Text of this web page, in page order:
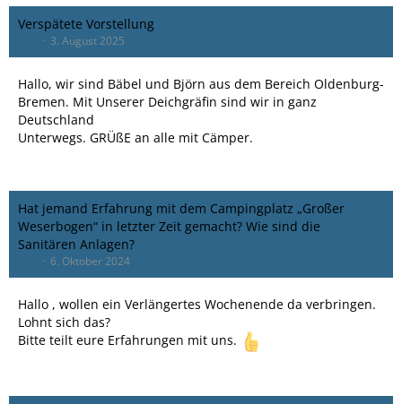
Verspätete Vorstellung
3. August 2025
Hallo, wir sind Bäbel und Björn aus dem Bereich Oldenburg-
Bremen. Mit Unserer Deichgräfin sind wir in ganz
Deutschland
Unterwegs. GRÜßE an alle mit Cämper.
Hat jemand Erfahrung mit dem Campingplatz „Großer
Weserbogen“ in letzter Zeit gemacht? Wie sind die
Sanitären Anlagen?
6. Oktober 2024
Hallo , wollen ein Verlängertes Wochenende da verbringen.
Lohnt sich das?
Bitte teilt eure Erfahrungen mit uns.